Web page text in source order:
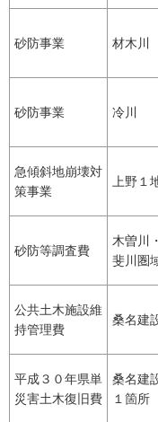
砂防事業 材木川
砂防事業 冷川
急傾斜地崩壊対
策事業
上野１
砂防等調査費
木曽川
斐川圏
公共土木施設維
持管理費
桑名建
平成３０年県単
災害土木復旧費
桑名建
１箇所